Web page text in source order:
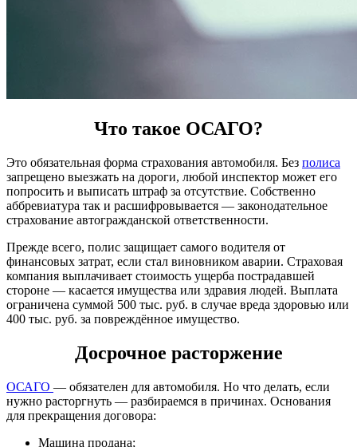
Что такое ОСАГО?
Это обязательная форма страхования автомобиля. Без полиса
запрещено выезжать на дороги, любой инспектор может его
попросить и выписать штраф за отсутствие. Собственно
аббревиатура так и расшифровывается — законодательное
страхование автогражданской ответственности.
Прежде всего, полис защищает самого водителя от
финансовых затрат, если стал виновником аварии. Страховая
компания выплачивает стоимость ущерба пострадавшей
стороне — касается имущества или здравия людей. Выплата
ограничена суммой 500 тыс. руб. в случае вреда здоровью или
400 тыс. руб. за повреждённое имущество.
Досрочное расторжение
ОСАГО — обязателен для автомобиля. Но что делать, если
нужно расторгнуть — разбираемся в причинах. Основания
для прекращения договора:
Машина продана;